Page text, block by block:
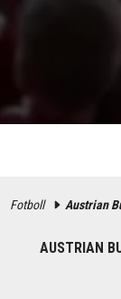
Fotboll Austrian
AUSTRIAN